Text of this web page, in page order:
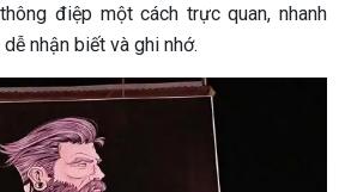
điệp một cách trực quan, nhanh
nhận biết và ghi nhớ.